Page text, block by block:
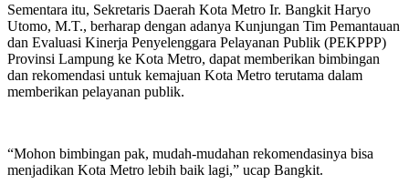
Sementara itu, Sekretaris Daerah Kota Metro Ir. Bangkit Haryo
Utomo, M.T., berharap dengan adanya Kunjungan Tim Pemantauan
dan Evaluasi Kinerja Penyelenggara Pelayanan Publik (PEKPPP)
Provinsi Lampung ke Kota Metro, dapat memberikan bimbingan
dan rekomendasi untuk kemajuan Kota Metro terutama dalam
memberikan pelayanan publik.
“Mohon bimbingan pak, mudah-mudahan rekomendasinya bisa
menjadikan Kota Metro lebih baik lagi,” ucap Bangkit.